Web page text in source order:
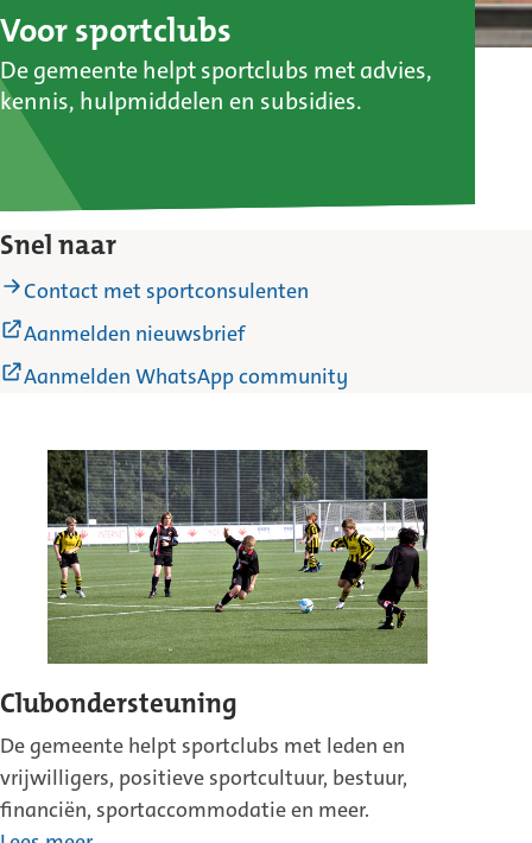
Voor sportclubs
De gemeente helpt sportclubs met advies,
kennis, hulpmiddelen en subsidies.
Snel naar
Contact met sportconsulenten
Aanmelden nieuwsbrief(Externe
Aanmelden WhatsApp community
Clubondersteuning
De gemeente helpt sportclubs met leden en
vrijwilligers, positieve sportcultuur, bestuur,
financiën, sportaccommodatie en meer.